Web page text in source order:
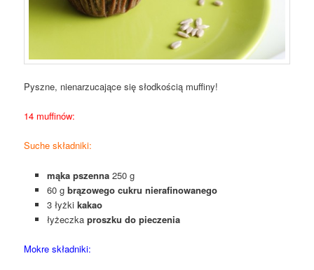
Pyszne, nienarzucające się słodkością muffiny!
14 muffinów:
Suche składniki:
mąka pszenna250 g
60 g brązowego cukru nierafinowanego
3 łyżki kakao
łyżeczka proszku do pieczenia
Mokre składniki: